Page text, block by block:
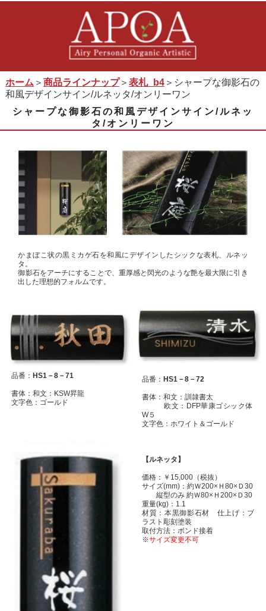
ホーム ＞ 商品ラインナップ＞ 表札_b4＞シャープな御影石の
和風デザインサイン/ルネッタ/オンリーワン
シャープな御影石の和風デザインサイン/ルネッ
タ/オンリーワン
かまぼこ状の黒ミカゲ石を和風にデザインしたシックな表札、ルネッ
タ。
御影石をアーチにすることで、重厚感と閃光のような艶を最大限に引き
出した理想的フォルムです。
品番：HS1－8－71
書体：和文：KSW昇龍
文字色：ゴールド
品番： HS1－8－72
書体：和文：訓隷書太
欧文：DFP華康ゴシック体
W５
文字色：ホワイト＆ゴールド
【ルネッタ】
価格：￥15,000（税抜）
サイズ(mm)：約Ｗ200×Ｈ80×Ｄ30
縦型のみ 約Ｗ80×Ｈ200×Ｄ30
重量(kg)：1.1
材質：本黒御影石材 仕上げ：ブ
ラスト彫刻塗装
取付方法：ボンド接着
※サイズ変更不可